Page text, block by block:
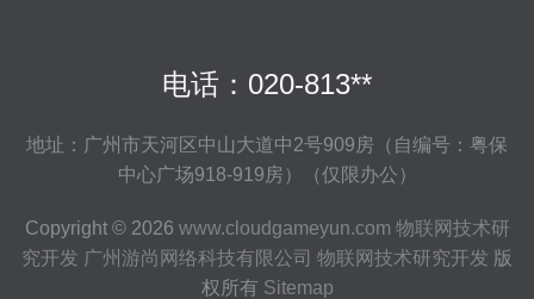
电话：020-813**
地址：广州市天河区中山大道中2号909房（自编号：粤保
中心广场918-919房）（仅限办公）
Copyright © 2026 www.cloudgameyun.com 物联网技术研
究开发 广州游尚网络科技有限公司 物联网技术研究开发 版
权所有 Sitemap